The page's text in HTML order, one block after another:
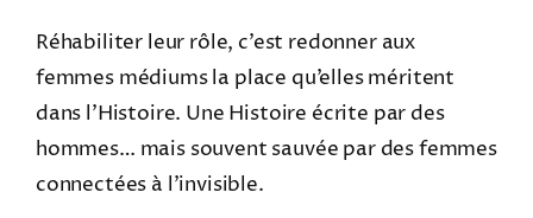
Réhabiliter leur rôle, c’est redonner aux
femmes médiums la place qu’elles méritent
dans l’Histoire. Une Histoire écrite par des
hommes… mais souvent sauvée par des femmes
connectées à l’invisible.